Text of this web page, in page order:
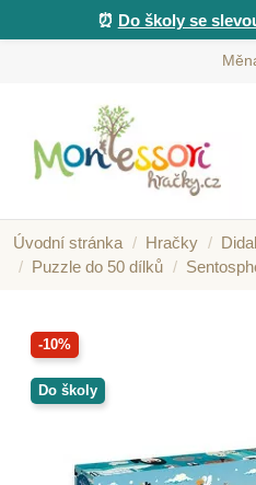
⏰ Do školy se
Úvodní stránka Hračky
Puzzle do 50 dílků
-10%
Do školy